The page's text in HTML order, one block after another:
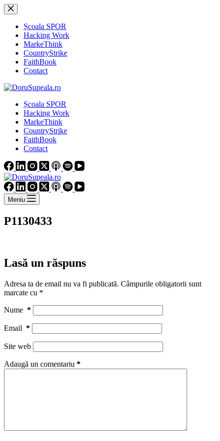
Sari
la
conținutȘcoala SPOR
Hacking Work
MarkeThink
CountryStrike
FaithBook
Contact
Școala SPOR
Hacking Work
MarkeThink
CountryStrike
FaithBook
Contact
Meniu
P1130433
Lasă un răspuns
Adresa ta de email nu va fi publicată. Câmpurile obligatorii sunt
marcate cu *
Nume *
Email *
Site web
Adaugă un comentariu *